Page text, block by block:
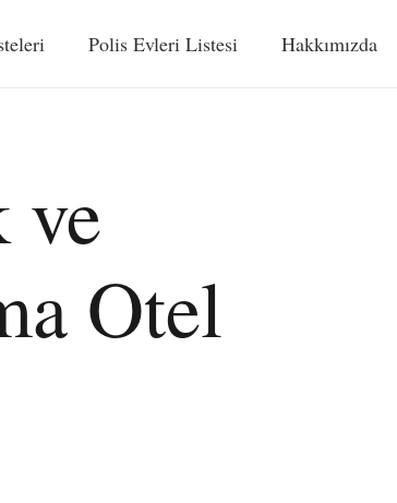
Polis Evleri Listesi Hakkımızda
ve
Otel